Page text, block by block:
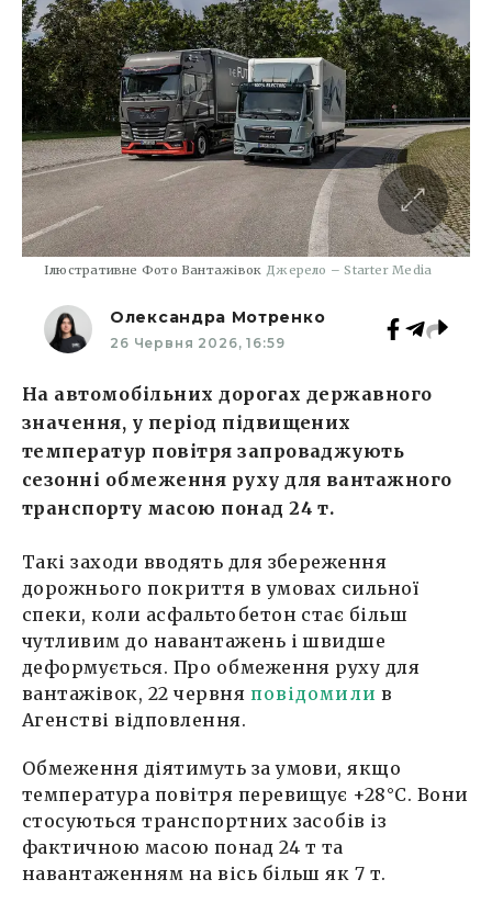
Ілюстративне Фото Вантажівок Джерело – Starter Media
Олександра Мотренко
26 Червня 2026, 16:59
На автомобільних дорогах державного
значення, у період підвищених
температур повітря запроваджують
сезонні обмеження руху для вантажного
транспорту масою понад 24 т.
Такі заходи вводять для збереження
дорожнього покриття в умовах сильної
спеки, коли асфальтобетон стає більш
чутливим до навантажень і швидше
деформується. Про обмеження руху для
вантажівок, 22 червня повідомили в
Агенстві відповлення.
Обмеження діятимуть за умови, якщо
температура повітря перевищує +28°C. Вони
стосуються транспортних засобів із
фактичною масою понад 24 т та
навантаженням на вісь більш як 7 т.